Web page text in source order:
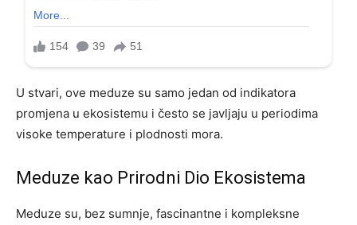
U stvari, ove meduze su samo jedan od indikatora
promjena u ekosistemu i često se javljaju u periodima
visoke temperature i plodnosti mora.
Meduze kao Prirodni Dio Ekosistema
Meduze su, bez sumnje, fascinantne i kompleksne